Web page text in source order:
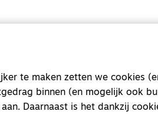
te maken zetten we cookies
binnen (en mogelijk ook
Daarnaast is het dankzij